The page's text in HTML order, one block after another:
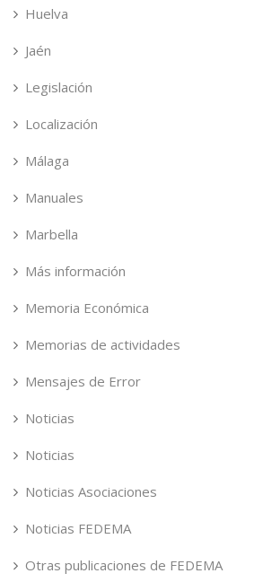
Huelva
Jaén
Legislación
Localización
Málaga
Manuales
Marbella
Más información
Memoria Económica
Memorias de actividades
Mensajes de Error
Noticias
Noticias
Noticias Asociaciones
Noticias FEDEMA
Otras publicaciones de FEDEMA